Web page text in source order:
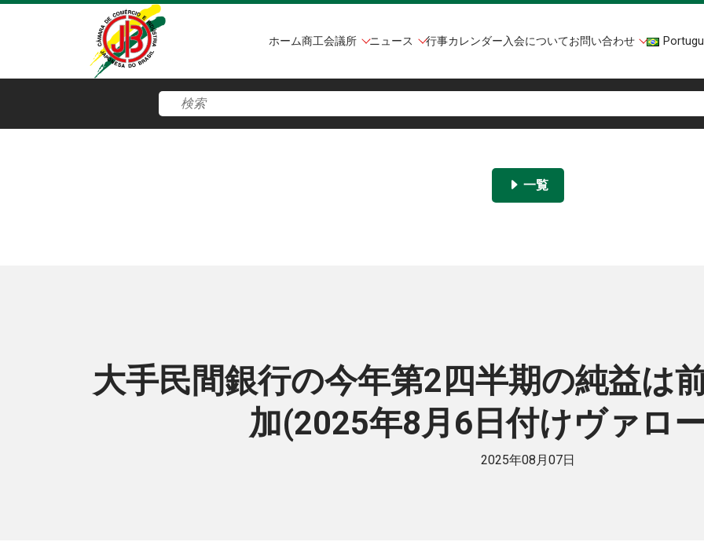
ホーム商工会議所 ニュース 行事カレンダー入会についてお問い合わせ
一覧
大手民間銀行の今年第2四半期の純益は
加(2025年8月6日付けヴァロ
2025年08月07日